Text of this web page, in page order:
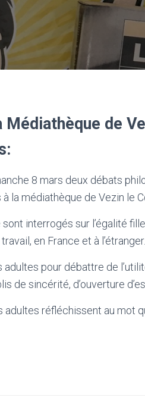
Médiathèque de
8 mars deux débats
la médiathèque de Vezin le
interrogés sur l’égalité
travail, en France et à l’étranger.
adultes pour débattre de
de sincérité, d’ouverture
adultes réfléchissent au mot